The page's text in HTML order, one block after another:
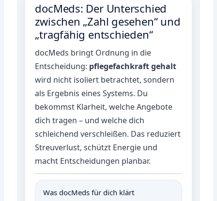
docMeds: Der Unterschied
zwischen „Zahl gesehen“ und
„tragfähig entschieden“
docMeds bringt Ordnung in die
Entscheidung: pflegefachkraft gehalt
wird nicht isoliert betrachtet, sondern
als Ergebnis eines Systems. Du
bekommst Klarheit, welche Angebote
dich tragen – und welche dich
schleichend verschleißen. Das reduziert
Streuverlust, schützt Energie und
macht Entscheidungen planbar.
Was docMeds für dich klärt